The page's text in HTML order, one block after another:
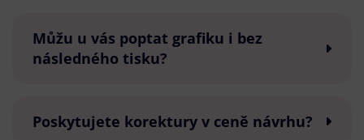
Můžu u vás poptat grafiku i bez
následného tisku?
Poskytujete korektury v ceně návrhu?